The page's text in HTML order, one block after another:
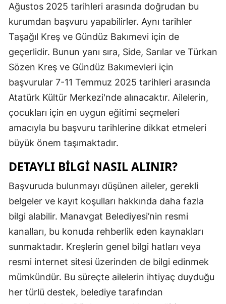
Ağustos 2025 tarihleri arasında doğrudan bu
kurumdan başvuru yapabilirler. Aynı tarihler
Taşağıl Kreş ve Gündüz Bakımevi için de
geçerlidir. Bunun yanı sıra, Side, Sarılar ve Türkan
Sözen Kreş ve Gündüz Bakımevleri için
başvurular 7-11 Temmuz 2025 tarihleri arasında
Atatürk Kültür Merkezi'nde alınacaktır. Ailelerin,
çocukları için en uygun eğitimi seçmeleri
amacıyla bu başvuru tarihlerine dikkat etmeleri
büyük önem taşımaktadır.
DETAYLI BILGI NASIL ALINIR?
Başvuruda bulunmayı düşünen aileler, gerekli
belgeler ve kayıt koşulları hakkında daha fazla
bilgi alabilir. Manavgat Belediyesi’nin resmi
kanalları, bu konuda rehberlik eden kaynakları
sunmaktadır. Kreşlerin genel bilgi hatları veya
resmi internet sitesi üzerinden de bilgi edinmek
mümkündür. Bu süreçte ailelerin ihtiyaç duyduğu
her türlü destek, belediye tarafından